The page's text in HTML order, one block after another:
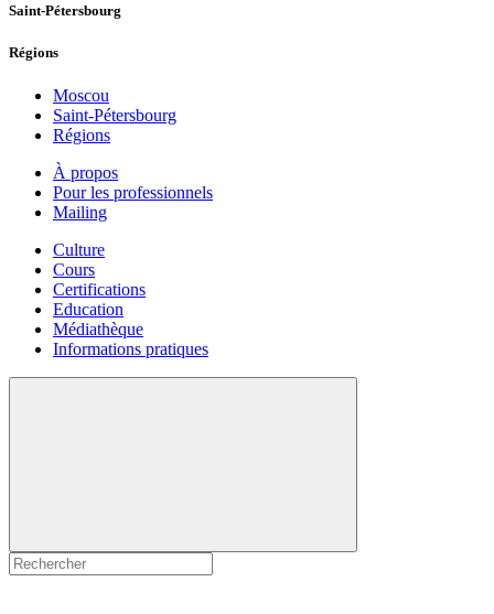
Saint-Pétersbourg
Régions
Moscou
Saint-Pétersbourg
Régions
À propos
Pour les professionnels
Mailing
Culture
Cours
Certifications
Education
Médiathèque
Informations pratiques